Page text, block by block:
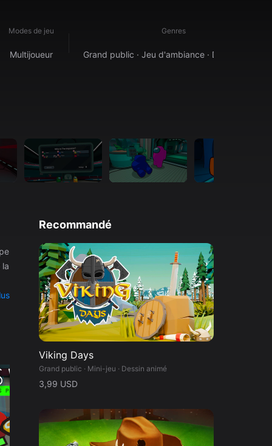
Modes de jeu
Multijoueur
Genres
Grand public · Jeu d'ambiance · Dessin animé
et
Recommandé
Viking Days
Grand public · Mini-jeu · Dessin animé
3,99 USD